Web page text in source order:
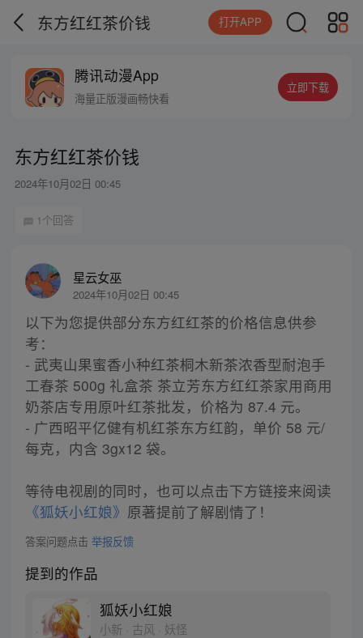
东方红红茶价钱 打开APP
腾讯动漫App
海量正版漫画畅快看
立即下载
东方红红茶价钱
2024年10月02日 00:45
1个回答
星云女巫
2024年10月02日 00:45
以下为您提供部分东方红红茶的价格信息供参
考：
- 武夷山果蜜香小种红茶桐木新茶浓香型耐泡手
工春茶 500g 礼盒茶 茶立芳东方红红茶家用商用
奶茶店专用原叶红茶批发，价格为 87.4 元。
- 广西昭平亿健有机红茶东方红韵，单价 58 元/
每克，内含 3gx12 袋。
等待电视剧的同时，也可以点击下方链接来阅读
《狐妖小红娘》 原著提前了解剧情了！
答案问题点击 举报反馈
提到的作品
狐妖小红娘
小新 · 古风 · 妖怪